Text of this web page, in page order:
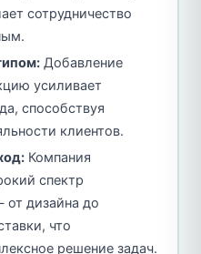
сотрудничество
Добавление
усиливает
способствуя
клиентов.
Компания
спектр
дизайна до
что
решение задач.